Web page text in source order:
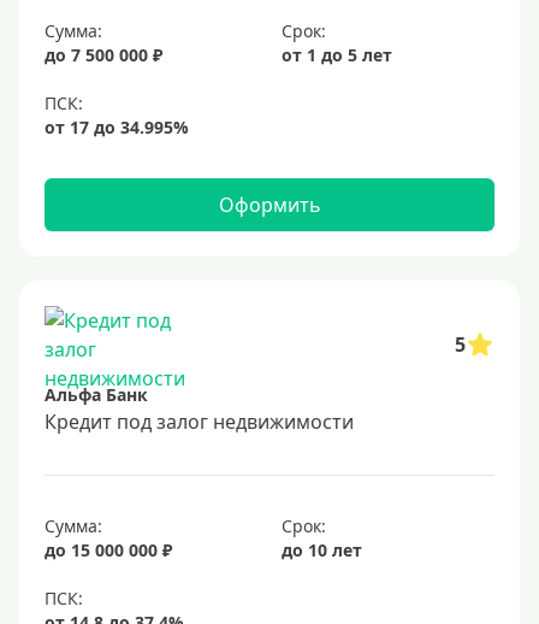
7%
8%
9%
11%
12%
14%
15%
16%
17%
20%
Сумма
Сумма:
до 7 500 000 ₽
Срок:
от 1 до 5 лет
Оформить
5
Альфа Банк
Кредит под залог недвижимости
Сумма:
до 15 000 000 ₽
Срок:
до 10 лет